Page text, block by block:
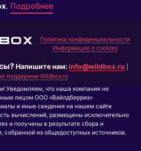
. Подробнее
Политика конфиденциальности
Информация о cookies
Напишите нам:info@wildbox.ru
поддержки Wildbox.ru
Уведомляем, что наша компания не
лицом ООО «Вайлдберриз»
и иные сведения на нашем сайте
вычислений, размещены исключительно
и получены в результате сбора и
собранной из общедоступных источников.